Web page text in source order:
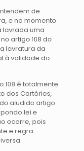
de
e no momento
lavrada uma
artigo 108 do
lavratura da
à validade do
108 é totalmente
dos Cartórios,
aludido artigo
lei e
ocorre, pois
e regra